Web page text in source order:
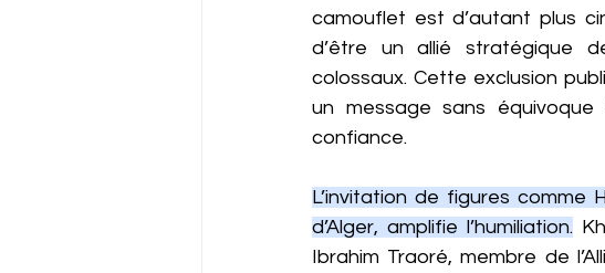
camouflet est d’autant plus
d’être un allié stratégique
colossaux. Cette exclusion
un message sans équivoque
confiance.
L’invitation de figures
d’Alger, amplifie l’humiliation.
Ibrahim Traoré, membre de